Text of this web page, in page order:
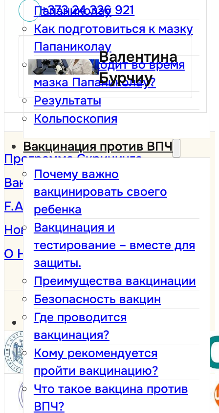
Папаниколау
Как подготовиться к мазку
Папаниколау
Что происходит во время
мазка Папаниколау?
Результаты
Кольпоскопия
Вакцинация против ВПЧ
Почему важно
вакцинировать своего
ребенка
Вакцинация и
тестирование – вместе для
защиты.
Преимущества вакцинации
Безопасность вакцин
Где проводится
вакцинация?
Кому рекомендуется
пройти вакцинацию?
Что такое вакцина против
ВПЧ?
+373 24 326 921
Валентина
Бурчиу
Программа Скрининга
Вакцинация против ВПЧ
F.A.Q.
Новости и кампании
О Нас